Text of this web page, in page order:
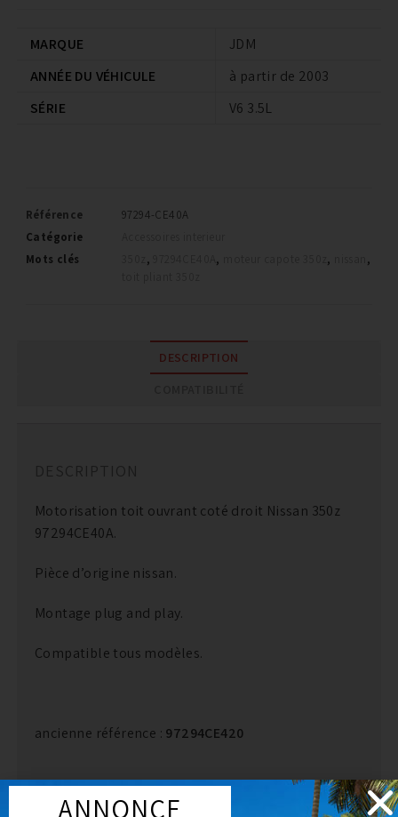
MARQUE
JDM
ANNÉE DU VÉHICULE
à partir de 2003
SÉRIE
V6 3.5L
Référence
97294-CE40A
Catégorie
Mots clés
, , ,
,
DESCRIPTION
DESCRIPTION
Motorisation toit ouvrant coté droit Nissan 350z
97294CE40A.
Pièce d’origine nissan.
Montage plug and play.
Compatible tous modèles.
ancienne référence : 97294CE420
ANNONCE